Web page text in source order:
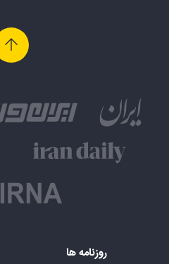
روزنامه ها